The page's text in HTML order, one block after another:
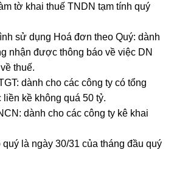
tờ khai thuế TNDN tạm tính quý
sử dụng Hoá đơn theo Quý: dành
nhận được thông báo về việc DN
thuế.
dành cho các công ty có tổng
kề không quá 50 tỷ.
dành cho các công ty kê khai
quý là ngày 30/31 của tháng đầu quý